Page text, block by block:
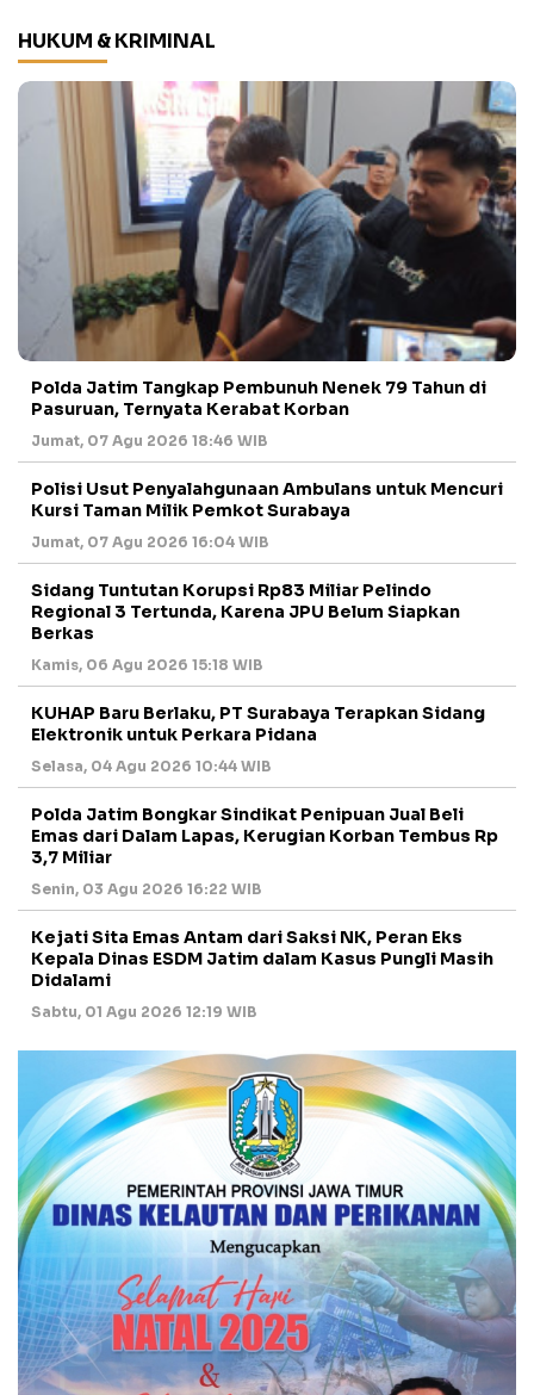
HUKUM & KRIMINAL
Polda Jatim Tangkap Pembunuh Nenek 79 Tahun di
Pasuruan, Ternyata Kerabat Korban
Jumat, 07 Agu 2026 18:46 WIB
Polisi Usut Penyalahgunaan Ambulans untuk Mencuri
Kursi Taman Milik Pemkot Surabaya
Jumat, 07 Agu 2026 16:04 WIB
Sidang Tuntutan Korupsi Rp83 Miliar Pelindo
Regional 3 Tertunda, Karena JPU Belum Siapkan
Berkas
Kamis, 06 Agu 2026 15:18 WIB
KUHAP Baru Berlaku, PT Surabaya Terapkan Sidang
Elektronik untuk Perkara Pidana
Selasa, 04 Agu 2026 10:44 WIB
Polda Jatim Bongkar Sindikat Penipuan Jual Beli
Emas dari Dalam Lapas, Kerugian Korban Tembus Rp
3,7 Miliar
Senin, 03 Agu 2026 16:22 WIB
Kejati Sita Emas Antam dari Saksi NK, Peran Eks
Kepala Dinas ESDM Jatim dalam Kasus Pungli Masih
Didalami
Sabtu, 01 Agu 2026 12:19 WIB